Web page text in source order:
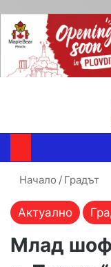
Начало / Градът
Актуално
Млад